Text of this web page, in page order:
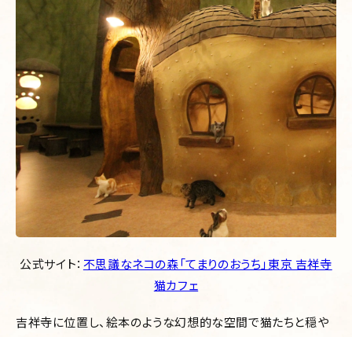
公式サイト： 不思議なネコの森「てまりのおうち」東京 吉祥寺
猫カフェ
吉祥寺に位置し、絵本のような幻想的な空間で猫たちと穏や